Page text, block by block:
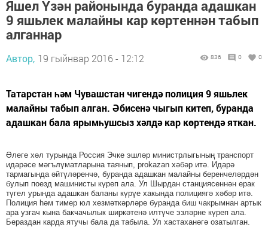
Яшел Үзән районында буранда адашкан
9 яшьлек малайны кар көртеннән табып
алганнар
Автор, 19 гыйнвар 2016 - 12:12 836 0 0
Татарстан һәм Чувашстан чигендә полиция 9 яшьлек
малайны табып алган. Әбисенә чыгып китеп, буранда
адашкан бала ярымһушсыз хәлдә кар көртендә яткан.
Әлеге хәл турында Россия Эчке эшләр министрлыгының транспорт
идарәсе мәгълүматларына таянып, prokazan хәбәр итә. Идарә
тармагында әйтүләренчә, буранда адашкан малайны беренчеләрдән
булып поезд машинисты күреп ала. Ул Шырдан станциясеннән ерак
түгел урында адашкан баланы күрүе хакында полициягә хәбәр итә.
Полиция һәм тимер юл хезмәткәрләре буранда биш чакрымнан артык
ара узгач кына бакчачылык ширкәтенә илтүче эзләрне күреп ала.
Бераздан карда ятучы бала да табыла. Ул хастаханәгә озатылган.